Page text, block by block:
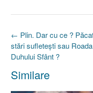
Post
navigation
← Plin. Dar cu ce ?
stări sufleteşti sau Roada
Duhului Sfânt ?
Similare